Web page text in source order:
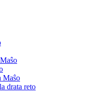
Maŝo
drata reto